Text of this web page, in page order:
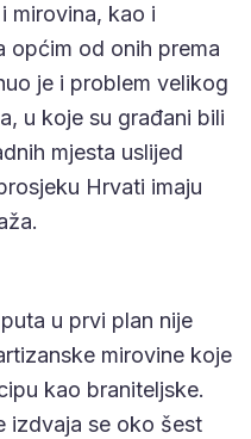
mirovina, kao i
općim od onih prema
je i problem velikog
u koje su građani bili
mjesta uslijed
Hrvati imaju
u prvi plan nije
mirovine koje
kao braniteljske.
izdvaja se oko šest